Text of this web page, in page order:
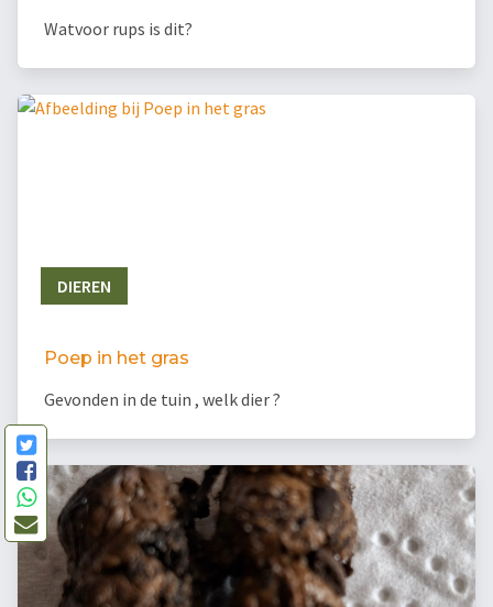
Watvoor rups is dit?
DIEREN
Poep in het gras
Gevonden in de tuin , welk dier ?